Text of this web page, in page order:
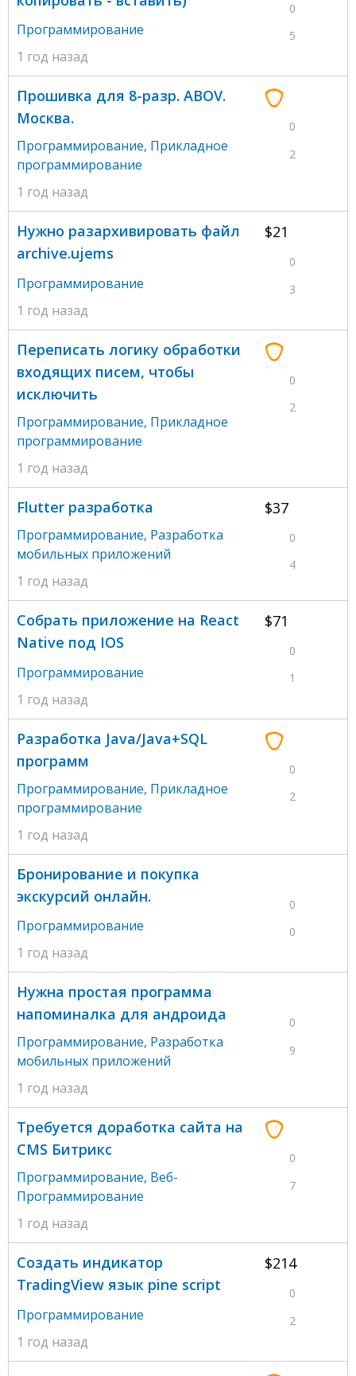
0
5
Программирование
1 год назад
0
2
Прошивка для 8-разр. ABOV.
Москва.
Программирование, Прикладное
программирование
1 год назад
$21
0
3
Нужно разархивировать файл
archive.ujems
Программирование
1 год назад
0
2
Переписать логику обработки
входящих писем, чтобы
исключить
Программирование, Прикладное
программирование
1 год назад
$37
0
4
Flutter разработка
Программирование, Разработка
мобильных приложений
1 год назад
$71
0
1
Собрать приложение на React
Native под IOS
Программирование
1 год назад
0
2
Разработка Java/Java+SQL
программ
Программирование, Прикладное
программирование
1 год назад
0
0
Бронирование и покупка
экскурсий онлайн.
Программирование
1 год назад
0
9
Нужна простая программа
напоминалка для андроида
Программирование, Разработка
мобильных приложений
1 год назад
0
7
Требуется доработка сайта на
CMS Битрикс
Программирование, Веб-
Программирование
1 год назад
$214
0
2
Создать индикатор
TradingView язык pine script
Программирование
1 год назад